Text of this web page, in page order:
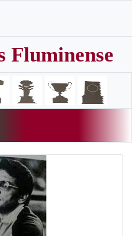
Fluminense